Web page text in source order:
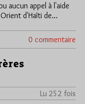
aucun appel à l'aide
d'Haîti de…
0 commentaire
Lu 252 fois